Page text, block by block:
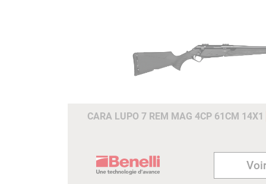
CARA LUPO 7 REM MAG 4CP 61CM 14X1